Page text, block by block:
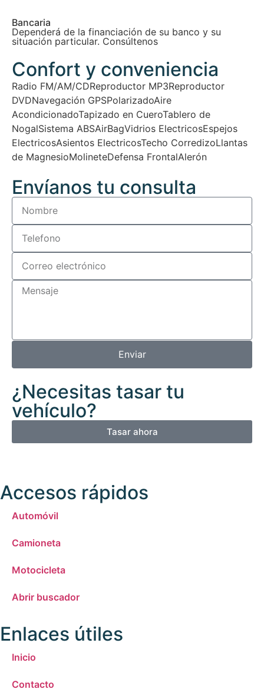
Bancaria
Dependerá de la financiación de su banco y su
situación particular. Consúltenos
Confort y conveniencia
Radio FM/AM/CDReproductor MP3Reproductor
DVDNavegación GPSPolarizadoAire
AcondicionadoTapizado en CueroTablero de
NogalSistema ABSAirBagVidrios ElectricosEspejos
ElectricosAsientos ElectricosTecho CorredizoLlantas
de MagnesioMolineteDefensa FrontalAlerón
Envíanos tu consulta
Enviar
¿Necesitas tasar tu
vehículo?
Tasar ahora
Accesos rápidos
Automóvil
Camioneta
Motocicleta
Abrir buscador
Enlaces útiles
Inicio
Contacto